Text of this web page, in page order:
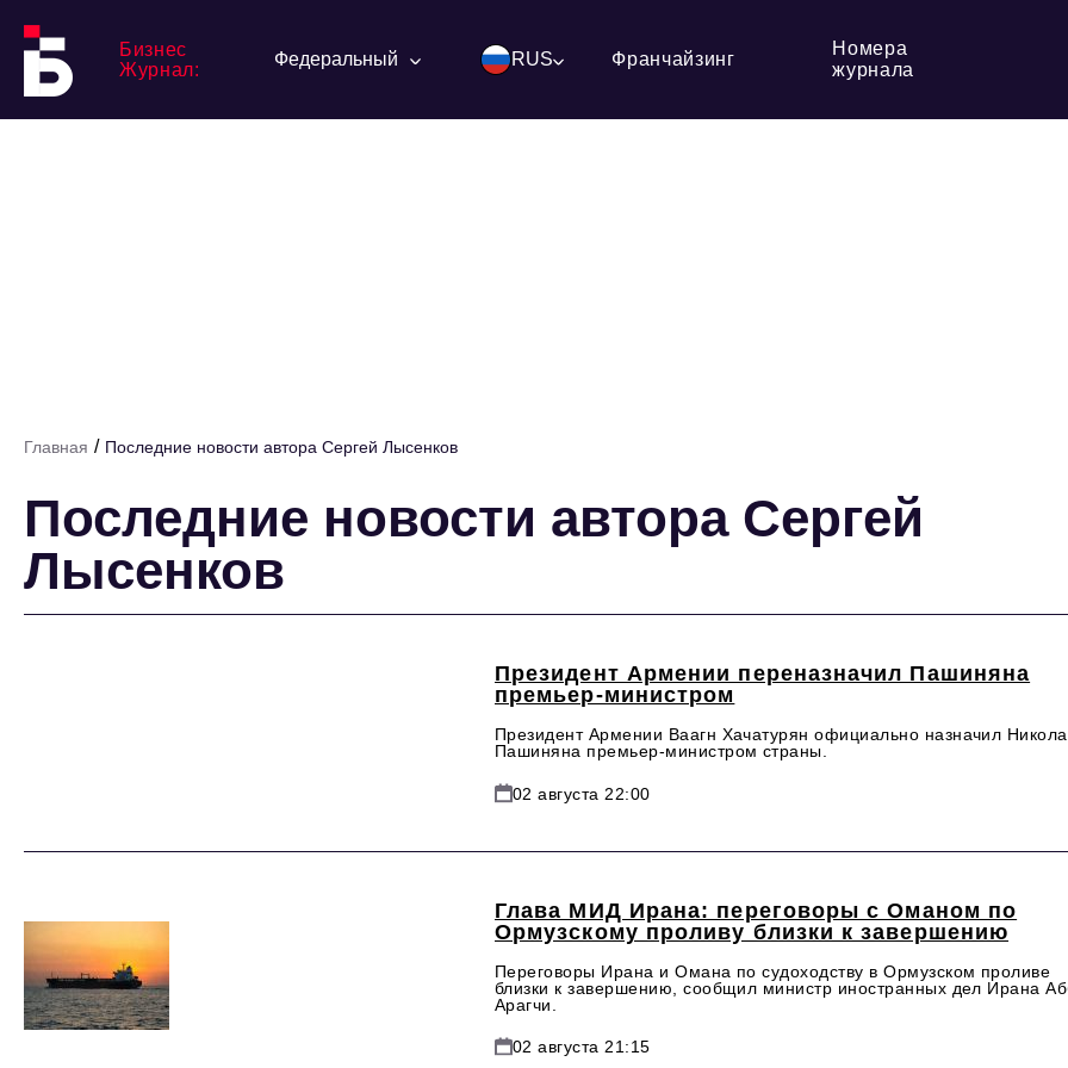
Бизнес
Журнал:
Федеральный RUS Франчайзинг
Номера
журнала
Главная / Последние новости автора Сергей Лысенков
Последние новости автора Сергей
Лысенков
Президент Армении переназначил Пашиняна
премьер-министром
Президент Армении Ваагн Хачатурян официально назначил Никола
Пашиняна премьер-министром страны.
02 августа 22:00
Глава МИД Ирана: переговоры с Оманом по
Ормузскому проливу близки к завершению
Переговоры Ирана и Омана по судоходству в Ормузском проливе
близки к завершению, сообщил министр иностранных дел Ирана
Арагчи.
02 августа 21:15